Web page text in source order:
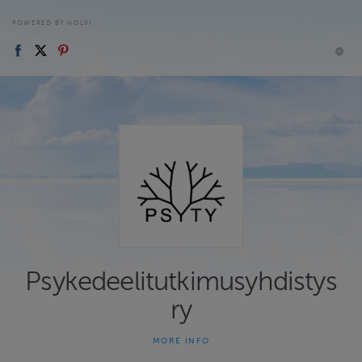
POWERED BY HOLVI
Psykedeelitutkimusyhdistys
ry
MORE INFO